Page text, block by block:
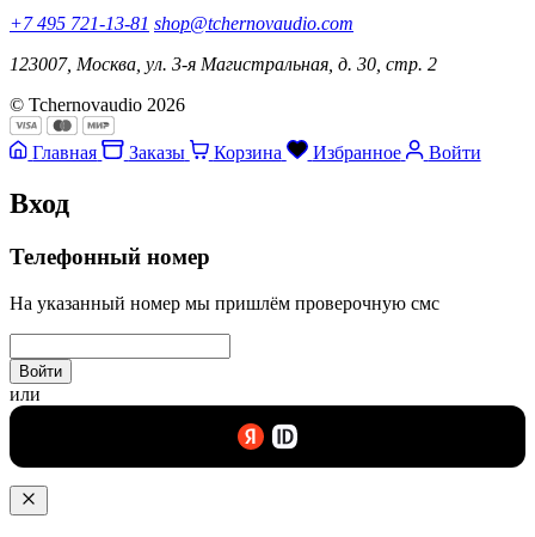
+7 495 721-13-81 shop@tchernovaudio.com
123007, Москва, ул. 3-я Магистральная, д. 30, стр. 2
© Tchernovaudio 2026
Главная Заказы Корзина Избранное Войти
Вход
Телефонный номер
На указанный номер мы пришлём проверочную смс
Войти
или